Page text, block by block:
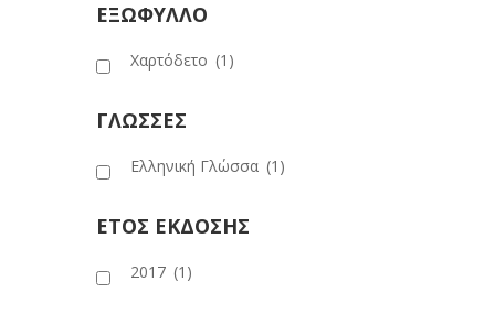
ΕΞΩΦΥΛΛΟ
Χαρτόδετο (1)
ΓΛΩΣΣΕΣ
Ελληνική Γλώσσα (1)
ΕΤΟΣ ΕΚΔΟΣΗΣ
2017 (1)